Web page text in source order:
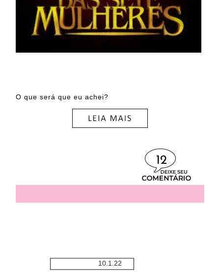
O que será que eu achei?
12
10.1.22